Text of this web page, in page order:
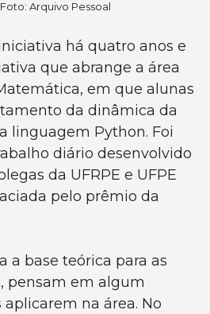
Arquivo Pessoal
há quatro anos e
que abrange a área
em que alunas
da dinâmica da
linguagem Python. Foi
diário desenvolvido
da UFRPE e UFPE
pelo prêmio da
a base teórica para as
pensam em algum
na área. No